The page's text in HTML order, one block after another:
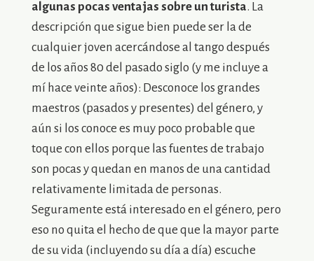
algunas pocas ventajas sobre un turista. La
descripción que sigue bien puede ser la de
cualquier joven acercándose al tango después
de los años 80 del pasado siglo (y me incluye a
mí hace veinte años): Desconoce los grandes
maestros (pasados y presentes) del género, y
aún si los conoce es muy poco probable que
toque con ellos porque las fuentes de trabajo
son pocas y quedan en manos de una cantidad
relativamente limitada de personas.
Seguramente está interesado en el género, pero
eso no quita el hecho de que que la mayor parte
de su vida (incluyendo su día a día) escuche